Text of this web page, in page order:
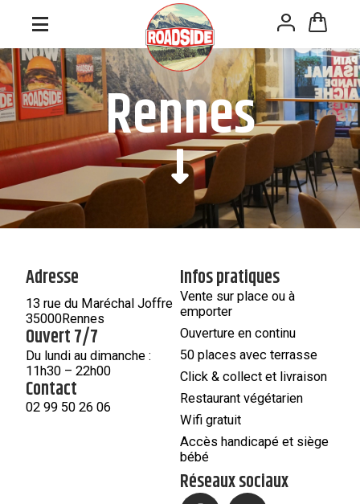
Rennes
Adresse
13 rue du Maréchal Joffre
35000Rennes
Ouvert 7/7
Du lundi au dimanche :
11h30 – 22h00
Contact
02 99 50 26 06
Infos pratiques
Vente sur place ou à
emporter
Ouverture en continu
50 places avec terrasse
Click & collect et livraison
Restaurant végétarien
Wifi gratuit
Accès handicapé et siège
bébé
Réseaux sociaux
Panneau de gestion des cookies